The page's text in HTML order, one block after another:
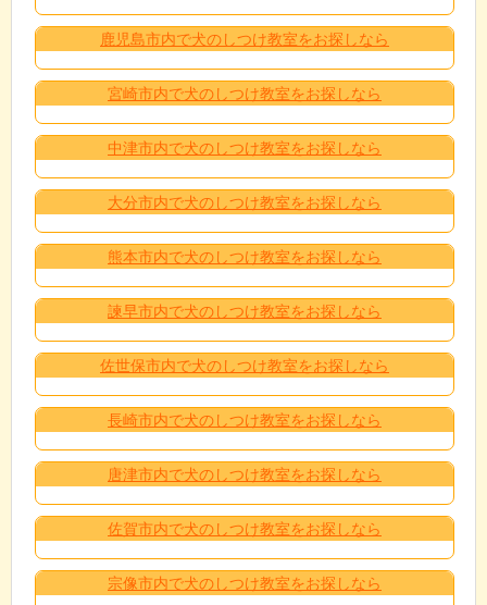
鹿児島市内で犬のしつけ教室をお探しなら
宮崎市内で犬のしつけ教室をお探しなら
中津市内で犬のしつけ教室をお探しなら
大分市内で犬のしつけ教室をお探しなら
熊本市内で犬のしつけ教室をお探しなら
諫早市内で犬のしつけ教室をお探しなら
佐世保市内で犬のしつけ教室をお探しなら
長崎市内で犬のしつけ教室をお探しなら
唐津市内で犬のしつけ教室をお探しなら
佐賀市内で犬のしつけ教室をお探しなら
宗像市内で犬のしつけ教室をお探しなら